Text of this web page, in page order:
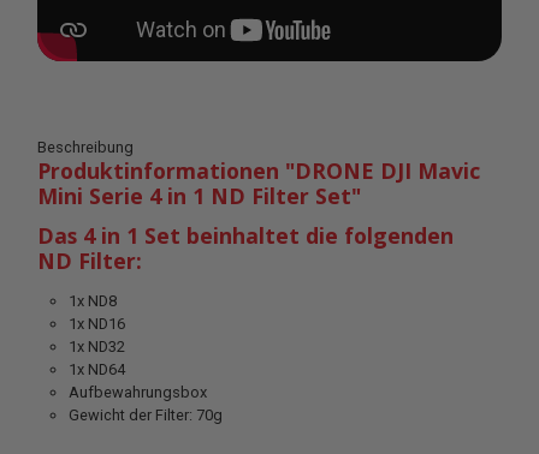
Beschreibung
Produktinformationen "DRONE DJI Mavic
Mini Serie 4 in 1 ND Filter Set"
Das 4 in 1 Set beinhaltet die folgenden
ND Filter:
1x ND8
1x ND16
1x ND32
1x ND64
Aufbewahrungsbox
Gewicht der Filter: 70g